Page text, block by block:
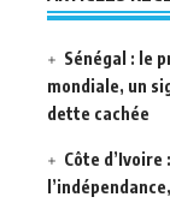
Sénégal : le
mondiale, un
dette cachée
Côte